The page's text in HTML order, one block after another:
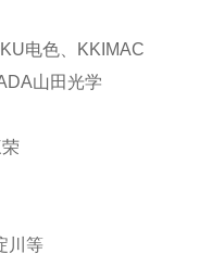
电色、KKIMAC
山田光学
川等